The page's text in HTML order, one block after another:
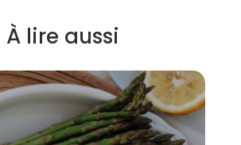
À lire aussi